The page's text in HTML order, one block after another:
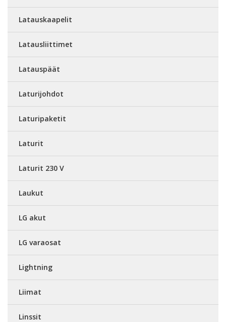
Latauskaapelit
Latausliittimet
Latauspäät
Laturijohdot
Laturipaketit
Laturit
Laturit 230 V
Laukut
LG akut
LG varaosat
Lightning
Liimat
Linssit